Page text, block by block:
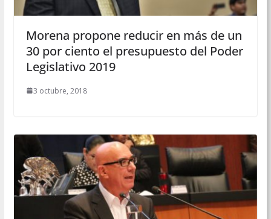
Morena propone reducir en más de un
30 por ciento el presupuesto del Poder
Legislativo 2019
3 octubre, 2018